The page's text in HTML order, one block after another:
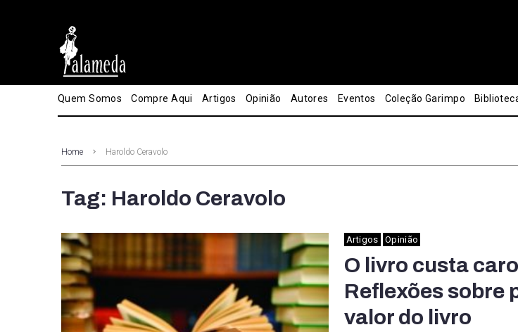
Quem Somos Compre Aqui Artigos Opinião Autores Eventos Coleção Garimpo
Home Haroldo Ceravolo
Tag: Haroldo Ceravolo
Artigos Opinião
O livro custa
Reflexões sobre
valor do livro